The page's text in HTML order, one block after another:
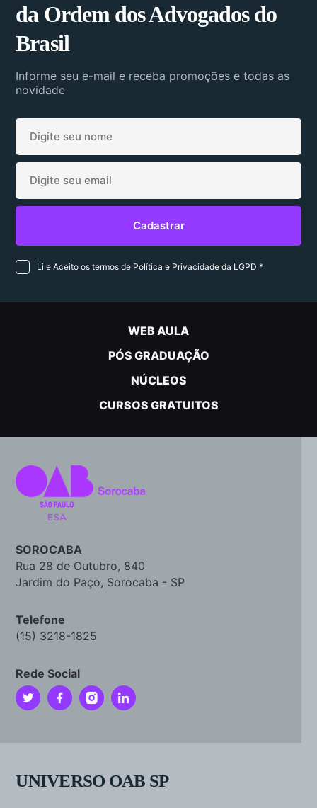
da Ordem dos Advogados do
Brasil
Informe seu e-mail e receba promoções e todas as
novidade
Li e Aceito os termos de Política e Privacidade da LGPD *
WEB AULA
PÓS GRADUAÇÃO
NÚCLEOS
CURSOS GRATUITOS
SOROCABA
Rua 28 de Outubro, 840
Jardim do Paço, Sorocaba - SP
Telefone
(15) 3218-1825
Rede Social
UNIVERSO OAB SP